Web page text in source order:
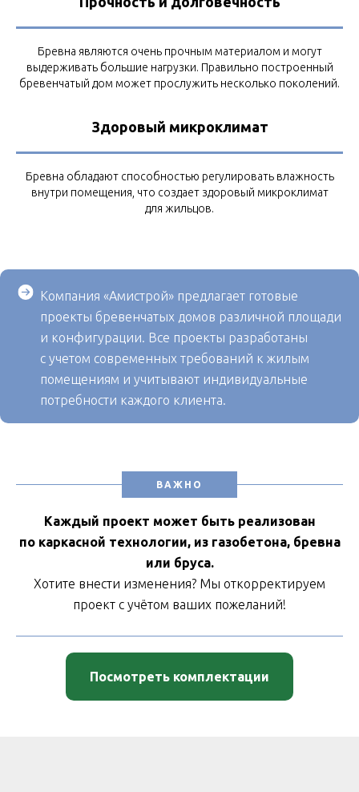
Бревна являются очень прочным материалом и могут
выдерживать большие нагрузки. Правильно построенный
бревенчатый дом может прослужить несколько поколений.
Здоровый микроклимат
Бревна обладают способностью регулировать влажность
внутри помещения, что создает здоровый микроклимат
для жильцов.
Компания «Aмистрой» предлагает готовые
проекты бревенчатых домов различной площади
и конфигурации. Все проекты разработаны
с учетом современных требований к жилым
помещениям и учитывают индивидуальные
потребности каждого клиента.
ВАЖНО
Каждый проект может быть реализован
по каркасной технологии, из газобетона, бревна
или бруса.
Хотите внести изменения? Мы откорректируем
проект с учётом ваших пожеланий!
Посмотреть комплектации